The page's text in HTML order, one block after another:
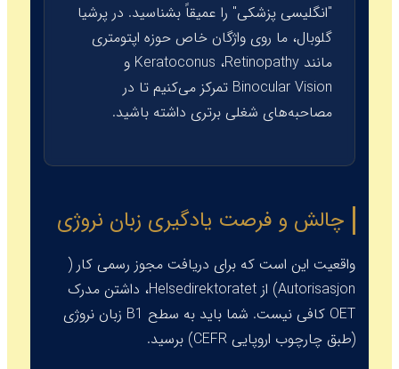
"انگلیسی پزشکی" را عمیقاً بشناسید. در پرشیا
گلوبال، ما روی واژگان خاص حوزه اپتومتری
مانند Retinopathy، Keratoconus و
Binocular Vision تمرکز می‌کنیم تا در
مصاحبه‌های شغلی برتری داشته باشید.
چالش و فرصت یادگیری زبان نروژی
واقعیت این است که برای دریافت مجوز رسمی کار (
Autorisasjon) از Helsedirektoratet، داشتن مدرک
OET کافی نیست. شما باید به سطح B1 زبان نروژی
(طبق چارچوب اروپایی CEFR) برسید.